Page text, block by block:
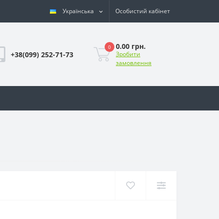
Українська Особистий кабінет
+38(099) 252-71-73
0 0.00 грн.
Зробити
замовлення